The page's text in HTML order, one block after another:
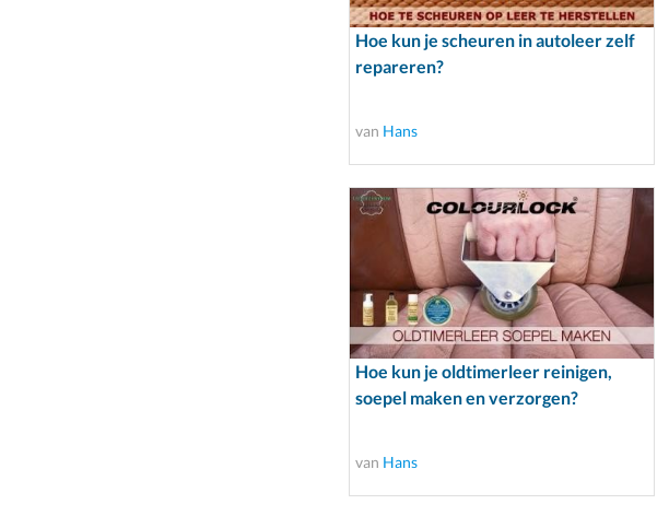
Hoe kun je scheuren in autoleer zelf
repareren?
van Hans
Hoe kun je oldtimerleer reinigen,
soepel maken en verzorgen?
van Hans